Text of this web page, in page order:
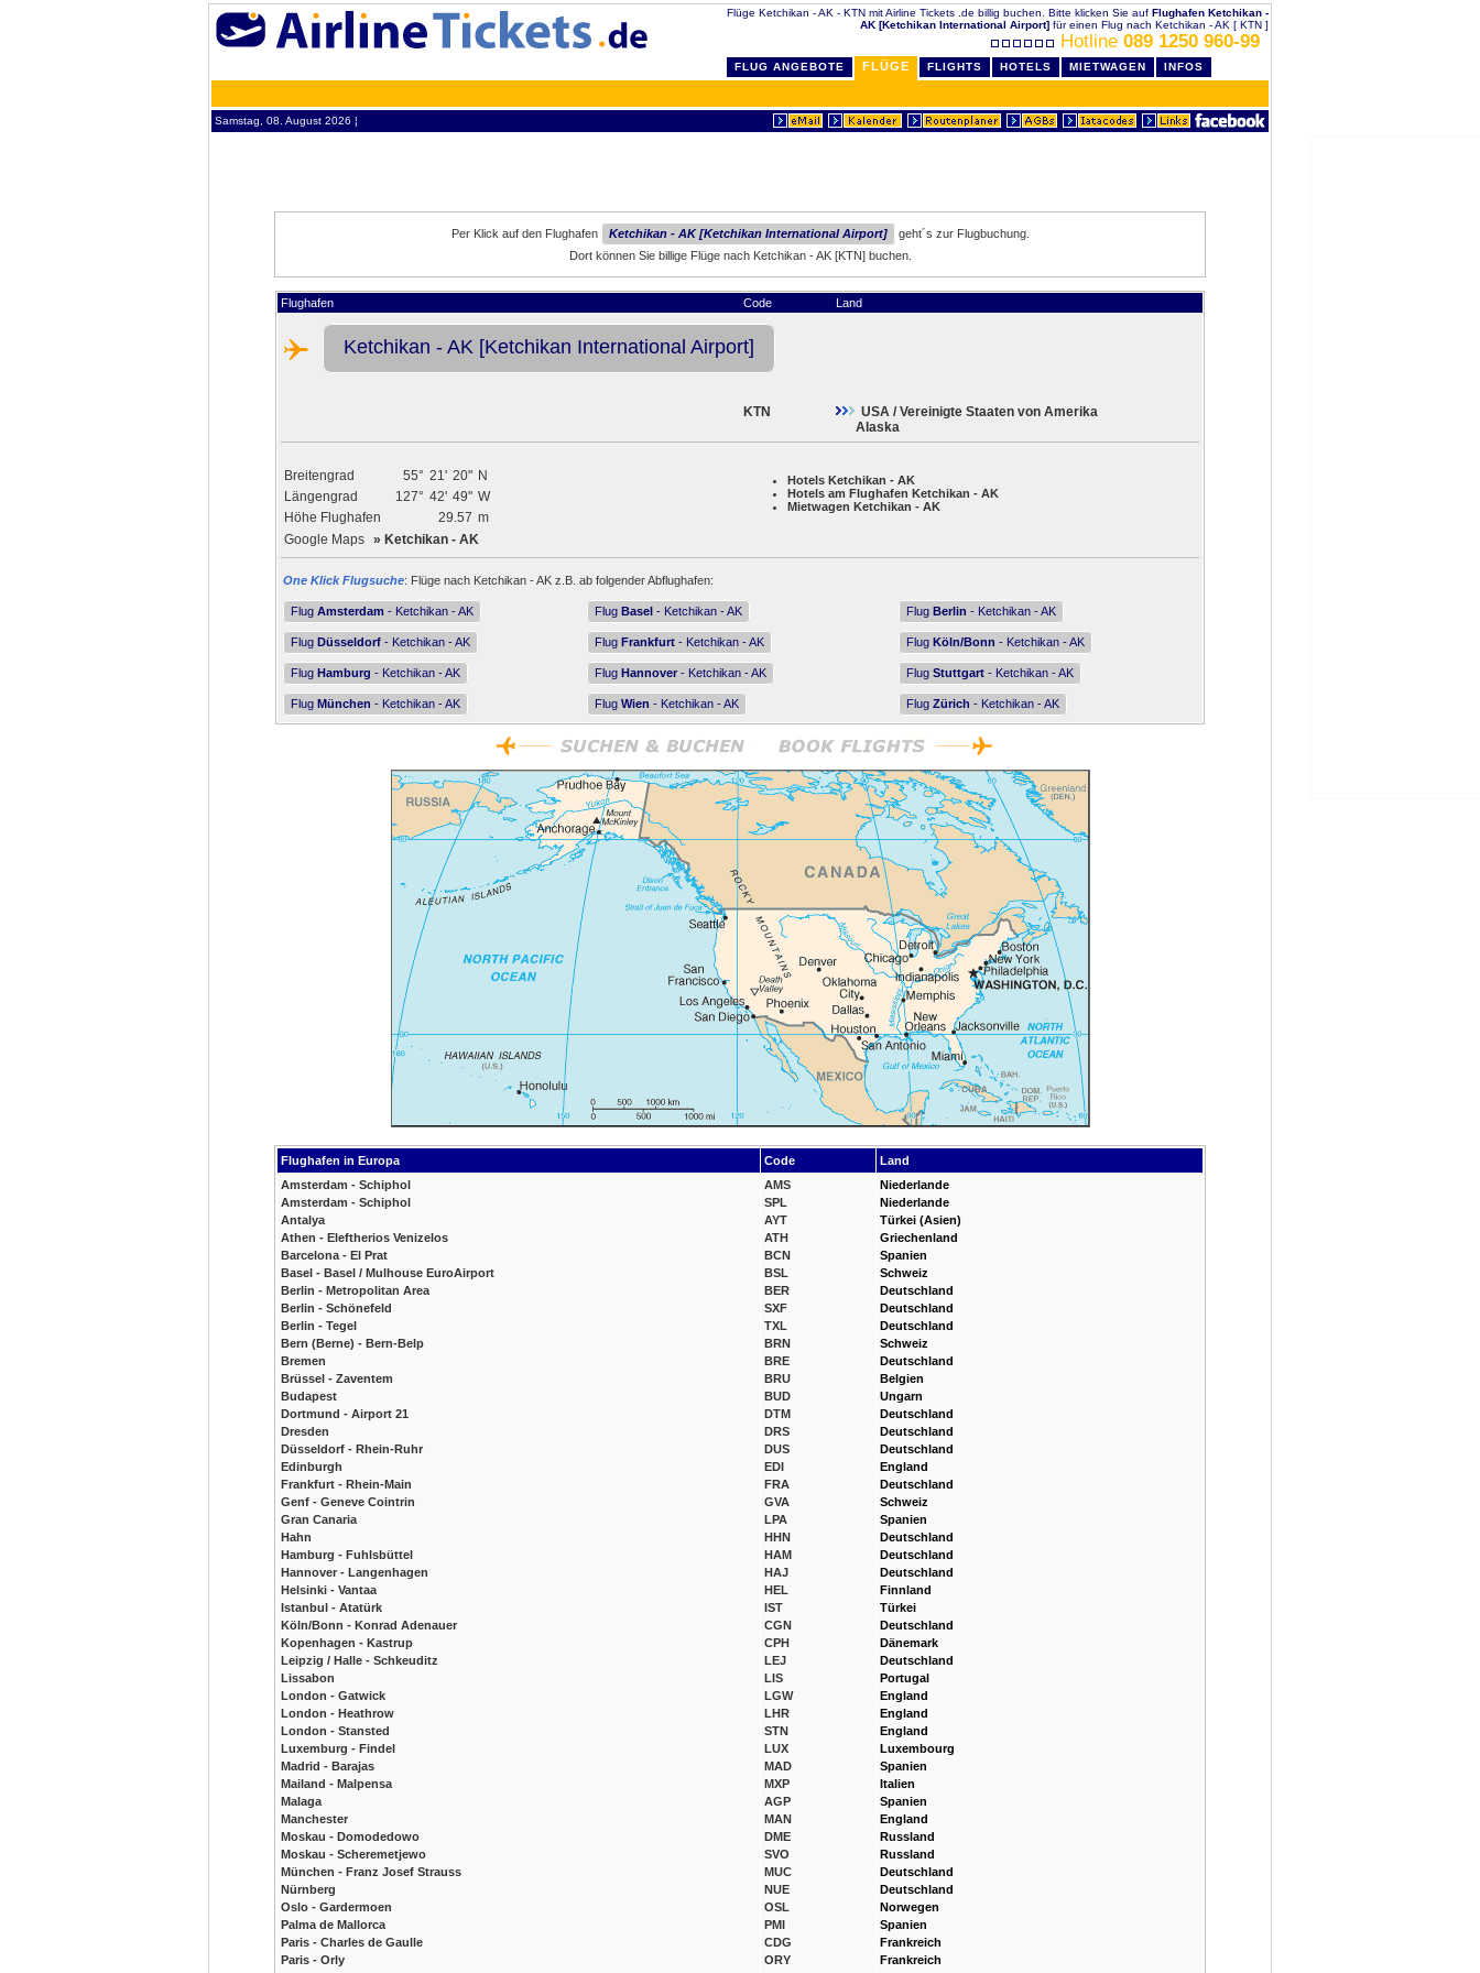
Flüge Ketchikan - AK - KTN mit Airline Tickets .de billig buchen. Bitte klicken Sie auf Flughafen Ketchikan -
AK [Ketchikan International Airport] für einen Flug nach Ketchikan - AK [ KTN ]
Hotline 089 1250 960-99
FLUG ANGEBOTE FLÜGE FLIGHTS HOTELS MIETWAGEN INFOS
Samstag, 08. August 2026 ¦
Per Klick auf den Flughafen Ketchikan - AK [Ketchikan International Airport]
geht´s zur Flugbuchung.
Dort können Sie billige Flüge nach Ketchikan - AK [KTN] buchen.
Flughafen Code Land
Ketchikan - AK [Ketchikan International Airport]
KTN
USA / Vereinigte Staaten von Amerika
Alaska
Breitengrad 55° 21' 20" N
Längengrad
127° 42' 49" W
Höhe Flughafen
29.57 m
Google Maps » Ketchikan - AK
Hotels Ketchikan - AK
Hotels am Flughafen Ketchikan - AK
Mietwagen Ketchikan - AK
One Klick Flugsuche: Flüge nach Ketchikan - AK z.B. ab folgender Abflughafen:
Flug Amsterdam - Ketchikan - AK Flug Basel - Ketchikan - AK Flug Berlin - Ketchikan - AK
Flug Düsseldorf - Ketchikan - AK Flug Frankfurt - Ketchikan - AK Flug Köln/Bonn - Ketchikan - AK
Flug Hamburg - Ketchikan - AK Flug Hannover - Ketchikan - AK Flug Stuttgart - Ketchikan - AK
Flug München - Ketchikan - AK Flug Wien - Ketchikan - AK Flug Zürich - Ketchikan - AK
Flughafen in Europa Code
Land
Amsterdam - Schiphol
Amsterdam - Schiphol
Antalya
Athen - Eleftherios Venizelos
Barcelona - El Prat
Basel - Basel / Mulhouse EuroAirport
Berlin - Metropolitan Area
Berlin - Schönefeld
Berlin - Tegel
Bern (Berne) - Bern-Belp
Bremen
Brüssel - Zaventem
Budapest
Dortmund - Airport 21
Dresden
Düsseldorf - Rhein-Ruhr
Edinburgh
Frankfurt - Rhein-Main
Genf - Geneve Cointrin
Gran Canaria
Hahn
Hamburg - Fuhlsbüttel
Hannover - Langenhagen
Helsinki - Vantaa
Istanbul - Atatürk
Köln/Bonn - Konrad Adenauer
Kopenhagen - Kastrup
Leipzig / Halle - Schkeuditz
Lissabon
London - Gatwick
London - Heathrow
London - Stansted
Luxemburg - Findel
Madrid - Barajas
Mailand - Malpensa
Malaga
Manchester
Moskau - Domodedowo
Moskau - Scheremetjewo
München - Franz Josef Strauss
Nürnberg
Oslo - Gardermoen
Palma de Mallorca
Paris - Charles de Gaulle
Paris - Orly
AMS
SPL
AYT
ATH
BCN
BSL
BER
SXF
TXL
BRN
BRE
BRU
BUD
DTM
DRS
DUS
EDI
FRA
GVA
LPA
HHN
HAM
HAJ
HEL
IST
CGN
CPH
LEJ
LIS
LGW
LHR
STN
LUX
MAD
MXP
AGP
MAN
DME
SVO
MUC
NUE
OSL
PMI
CDG
ORY
Niederlande
Niederlande
Türkei (Asien)
Griechenland
Spanien
Schweiz
Deutschland
Deutschland
Deutschland
Schweiz
Deutschland
Belgien
Ungarn
Deutschland
Deutschland
Deutschland
England
Deutschland
Schweiz
Spanien
Deutschland
Deutschland
Deutschland
Finnland
Türkei
Deutschland
Dänemark
Deutschland
Portugal
England
England
England
Luxembourg
Spanien
Italien
Spanien
England
Russland
Russland
Deutschland
Deutschland
Norwegen
Spanien
Frankreich
Frankreich